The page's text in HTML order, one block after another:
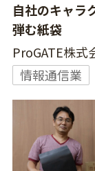
自社のキャラ
弾む紙袋
ProGATE株式
情報通信業